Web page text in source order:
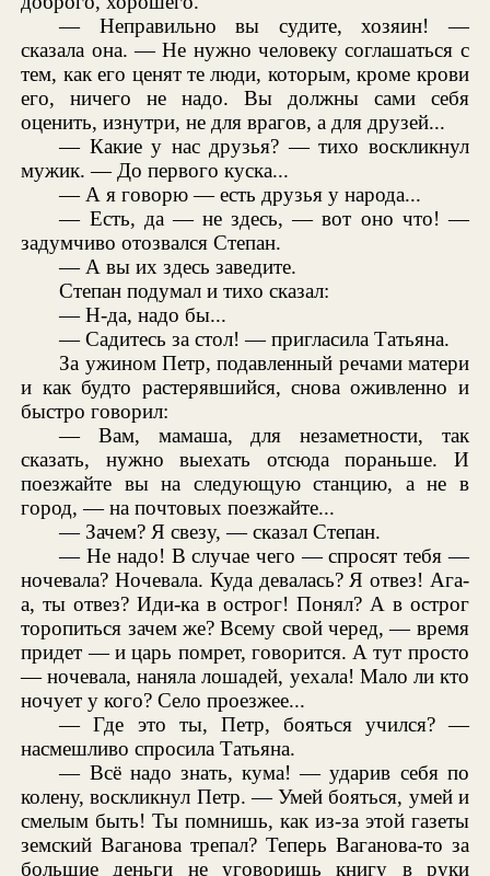
— Неправильно вы судите, хозяин! —
сказала она. — Не нужно человеку соглашаться с
тем, как его ценят те люди, которым, кроме крови
его, ничего не надо. Вы должны сами себя
оценить, изнутри, не для врагов, а для друзей...
— Какие у нас друзья? — тихо воскликнул
мужик. — До первого куска...
— А я говорю — есть друзья у народа...
— Есть, да — не здесь, — вот оно что! —
задумчиво отозвался Степан.
— А вы их здесь заведите.
Степан подумал и тихо сказал:
— Н-да, надо бы...
— Садитесь за стол! — пригласила Татьяна.
За ужином Петр, подавленный речами матери
и как будто растерявшийся, снова оживленно и
быстро говорил:
— Вам, мамаша, для незаметности, так
сказать, нужно выехать отсюда пораньше. И
поезжайте вы на следующую станцию, а не в
город, — на почтовых поезжайте...
— Зачем? Я свезу, — сказал Степан.
— Не надо! В случае чего — спросят тебя —
ночевала? Ночевала. Куда девалась? Я отвез! Ага-
а, ты отвез? Иди-ка в острог! Понял? А в острог
торопиться зачем же? Всему свой черед, — время
придет — и царь помрет, говорится. А тут просто
— ночевала, наняла лошадей, уехала! Мало ли кто
ночует у кого? Село проезжее...
— Где это ты, Петр, бояться учился? —
насмешливо спросила Татьяна.
— Всё надо знать, кума! — ударив себя по
колену, воскликнул Петр. — Умей бояться, умей и
смелым быть! Ты помнишь, как из-за этой газеты
земский Ваганова трепал? Теперь Ваганова-то за
большие деньги не уговоришь книгу в руки